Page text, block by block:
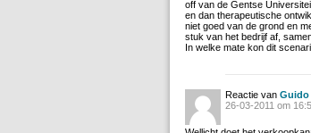
off van de Gentse
en dan therapeutische
niet goed van de grond en
stuk van het bedrijf af,
In welke mate kon dit
Reactie van Guido
26-03-2011 om